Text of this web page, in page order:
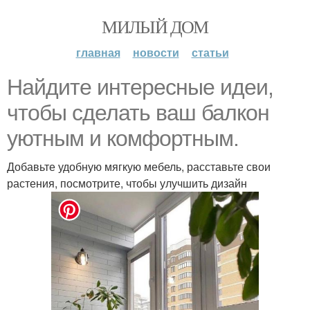
МИЛЫЙ ДОМ
главная новости статьи
Найдите интересные идеи,
чтобы сделать ваш балкон
уютным и комфортным.
Добавьте удобную мягкую мебель, расставьте свои
растения, посмотрите, чтобы улучшить дизайн